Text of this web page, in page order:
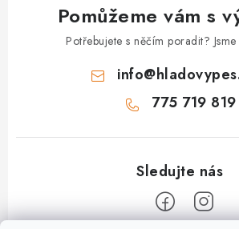
Pomůžeme vám s
Potřebujete s něčím poradit?
info@
775 719 819